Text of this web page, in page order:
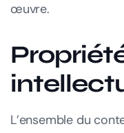
œuvre.
L’ensemble du